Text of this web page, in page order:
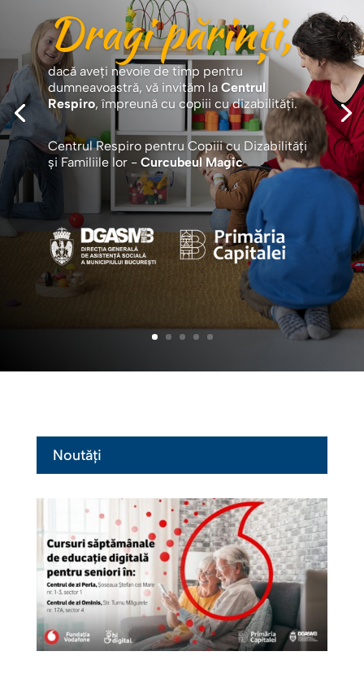
Dragi părinți,
dacă aveți nevoie de timp pentru
dumneavoastră, vă invităm la Centrul
Respiro, împreună cu copiii cu dizabilități.
Centrul Respiro pentru Copiii cu Dizabilități
și Familiile lor - Curcubeul Magic
Noutăți